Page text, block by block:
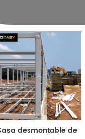
desmontable de